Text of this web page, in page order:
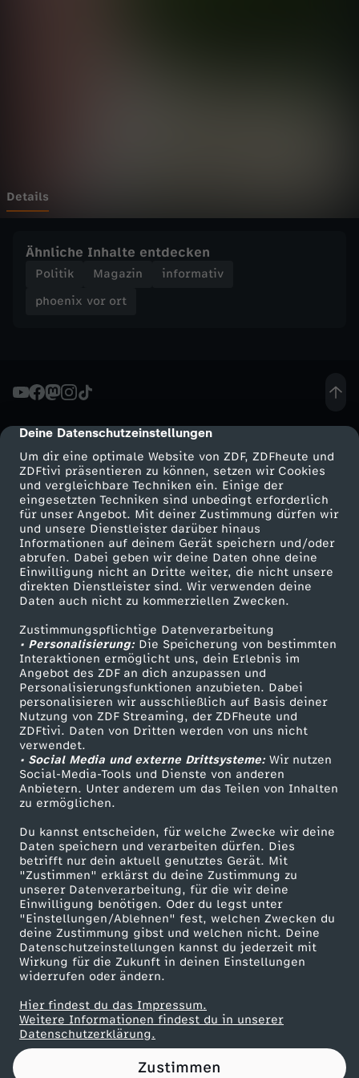
cmp-dialog-description
Deine Datenschutzeinstellungen
Um dir eine optimale Website von ZDF, ZDFheute und
ZDFtivi präsentieren zu können, setzen wir Cookies
und vergleichbare Techniken ein. Einige der
eingesetzten Techniken sind unbedingt erforderlich
für unser Angebot. Mit deiner Zustimmung dürfen wir
und unsere Dienstleister darüber hinaus
Informationen auf deinem Gerät speichern und/oder
abrufen. Dabei geben wir deine Daten ohne deine
Einwilligung nicht an Dritte weiter, die nicht unsere
direkten Dienstleister sind. Wir verwenden deine
Daten auch nicht zu kommerziellen Zwecken.
Zustimmungspflichtige Datenverarbeitung
• Personalisierung:Die Speicherung von bestimmten
Interaktionen ermöglicht uns, dein Erlebnis im
Angebot des ZDF an dich anzupassen und
Personalisierungsfunktionen anzubieten. Dabei
personalisieren wir ausschließlich auf Basis deiner
Nutzung von ZDF Streaming, der ZDFheute und
ZDFtivi. Daten von Dritten werden von uns nicht
verwendet.
• Social Media und externe Drittsysteme:Wir nutzen
Social-Media-Tools und Dienste von anderen
Anbietern. Unter anderem um das Teilen von Inhalten
zu ermöglichen.
Du kannst entscheiden, für welche Zwecke wir deine
Daten speichern und verarbeiten dürfen. Dies
betrifft nur dein aktuell genutztes Gerät. Mit
"Zustimmen" erklärst du deine Zustimmung zu
unserer Datenverarbeitung, für die wir deine
Einwilligung benötigen. Oder du legst unter
"Einstellungen/Ablehnen" fest, welchen Zwecken du
deine Zustimmung gibst und welchen nicht. Deine
Datenschutzeinstellungen kannst du jederzeit mit
Wirkung für die Zukunft in deinen Einstellungen
widerrufen oder ändern.
Hier findest du das Impressum.
Weitere Informationen findest du in unserer
Datenschutzerklärung.
Zustimmen
t
F
d
l
e
r
:
A
f
D
v
e
r
s
u
c
h
t
,
v
Details
Ähnliche Inhalte entdecken
Politik Magazin
informativ
phoenix vor ort
Mehr ZDF
ZDF-Apps
Smart TV
ZDFtext
Livestreams
Sendungen A-Z
TV-Programm
Service
ZDFmitreden
Kontakt zum ZDF
Tickets
Zuschauerservice
Hilfe
ZDF Unternehmen
Karriere
ZDF goes Schule
Werbefernsehen
Mainzelmännchen
Partner